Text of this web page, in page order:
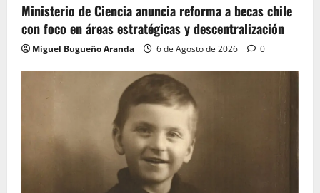
Ministerio de Ciencia anuncia reforma a becas chile
con foco en áreas estratégicas y descentralización
Miguel Bugueño Aranda 6 de Agosto de 2026 0